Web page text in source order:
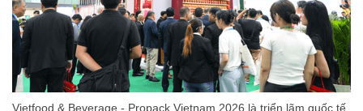
Vietfood & Beverage - Propack Vietnam 2026 là triển lãm quốc tế